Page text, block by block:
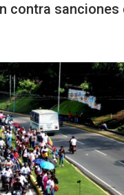
sanciones